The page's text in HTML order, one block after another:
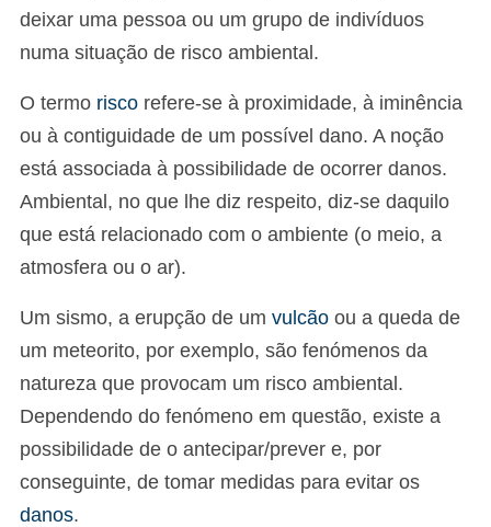
deixar uma pessoa ou um grupo de indivíduos
numa situação de risco ambiental.
O termo risco refere-se à proximidade, à iminência
ou à contiguidade de um possível dano. A noção
está associada à possibilidade de ocorrer danos.
Ambiental, no que lhe diz respeito, diz-se daquilo
que está relacionado com o ambiente (o meio, a
atmosfera ou o ar).
Um sismo, a erupção de um vulcão ou a queda de
um meteorito, por exemplo, são fenómenos da
natureza que provocam um risco ambiental.
Dependendo do fenómeno em questão, existe a
possibilidade de o antecipar/prever e, por
conseguinte, de tomar medidas para evitar os
danos.